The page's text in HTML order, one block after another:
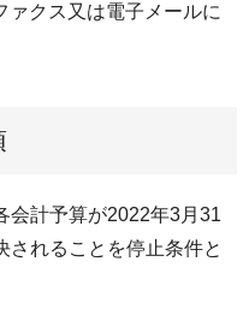
ァクス又は電子メールに
会計予算が2022年3月31
されることを停止条件と